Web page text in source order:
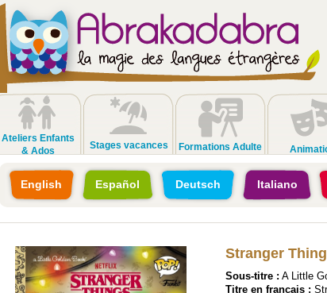
Ateliers Enfants
& Ados
Stages vacances Formations Adulte
English Español Deutsch Italiano
Stranger
Sous-titre : A Little
Titre en français :